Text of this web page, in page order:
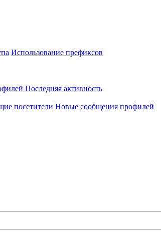
Использование префиксов
Последняя активность
посетители Новые сообщения профилей